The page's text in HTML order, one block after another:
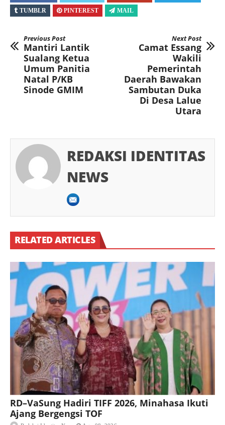
TUMBLR
PINTEREST MAIL
Previous Post
Mantiri Lantik
Sualang Ketua
Umum Panitia
Natal P/KB
Sinode GMIM
Next Post
Camat Essang
Wakili
Pemerintah
Daerah Bawakan
Sambutan Duka
Di Desa Lalue
Utara
REDAKSI IDENTITAS
NEWS
RELATED ARTICLES
RD–VaSung Hadiri TIFF 2026, Minahasa Ikuti
Ajang Bergengsi TOF